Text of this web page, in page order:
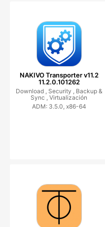
NAKIVO Transporter v11.2
11.2.0.101262
Download , Security , Backup &
Sync , Virtualización
ADM: 3.5.0, x86-64